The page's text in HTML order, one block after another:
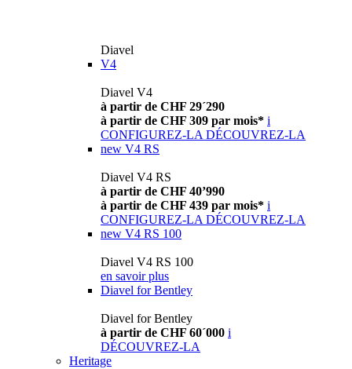
Diavel
V4
Diavel V4
à partir de CHF 29´290
à partir de CHF 309 par mois* i
CONFIGUREZ-LA DÉCOUVREZ-LA
new V4 RS
Diavel V4 RS
à partir de CHF 40’990
à partir de CHF 439 par mois* i
CONFIGUREZ-LA DÉCOUVREZ-LA
new V4 RS 100
Diavel V4 RS 100
en savoir plus
Diavel for Bentley
Diavel for Bentley
à partir de CHF 60´000 i
DÉCOUVREZ-LA
Heritage